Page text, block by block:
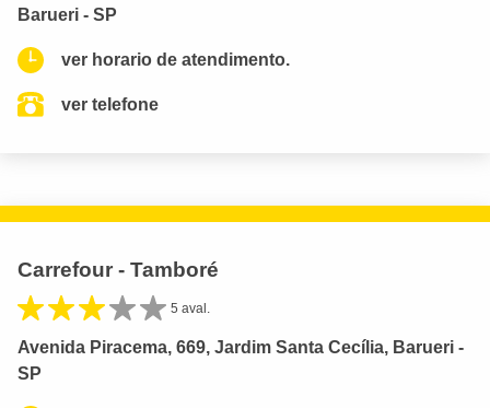
Barueri - SP
ver horario de atendimento.
ver telefone
Carrefour - Tamboré
5 aval.
Avenida Piracema, 669, Jardim Santa Cecília, Barueri -
SP